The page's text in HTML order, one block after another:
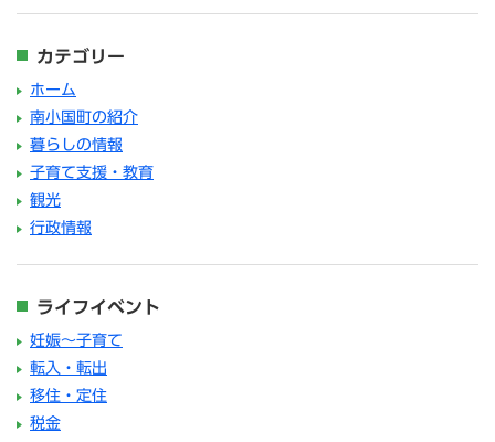
カテゴリー
ホーム
南小国町の紹介
暮らしの情報
子育て支援・教育
観光
行政情報
ライフイベント
妊娠～子育て
転入・転出
移住・定住
税金